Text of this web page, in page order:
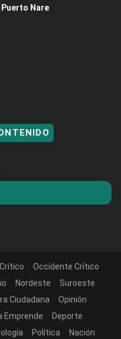
Nare
Occidente Crítico
Nordeste
Suroeste
Ciudadana
Opinión
Emprende
Deporte
Política Nación